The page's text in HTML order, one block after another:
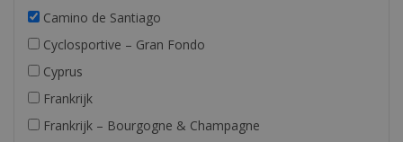
Camino de Santiago
Cyclosportive – Gran Fondo
Cyprus
Frankrijk
Frankrijk – Bourgogne & Champagne